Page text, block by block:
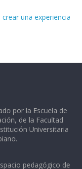
una experiencia
por la Escuela de
de la Facultad
Universitaria
pedagógico de